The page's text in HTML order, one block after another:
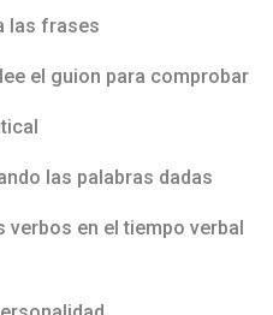
las frases
el guion para comprobar
las palabras dadas
en el tiempo verbal